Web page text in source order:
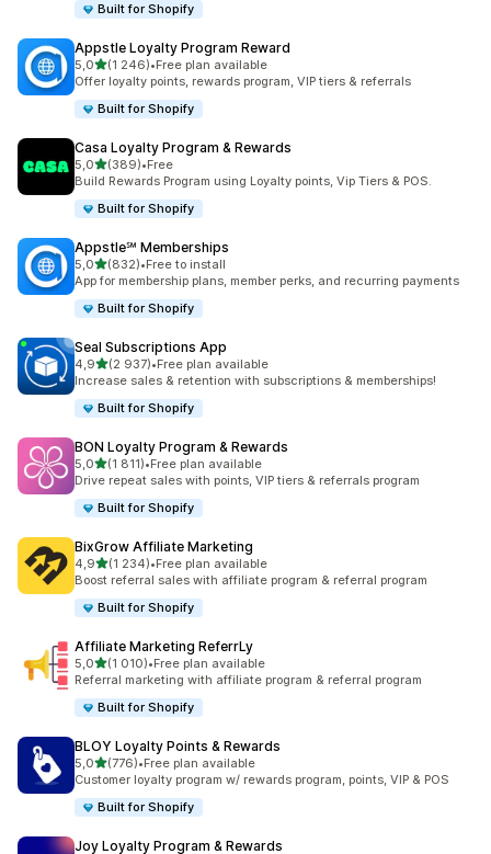
Built for Shopify
Appstle Loyalty Program Reward
5,0av 5 stjerner
(1 246)
Totalt 1246 omtaler
•Free plan available
Offer loyalty points, rewards program, VIP tiers & referrals
Built for Shopify
Casa Loyalty Program & Rewards
5,0av 5 stjerner
(389)
Totalt 389 omtaler
•Free
Build Rewards Program using Loyalty points, Vip Tiers & POS.
Built for Shopify
Appstle℠ Memberships
5,0av 5 stjerner
(832)
Totalt 832 omtaler
•Free to install
App for membership plans, member perks, and recurring payments
Built for Shopify
Seal Subscriptions App
4,9av 5 stjerner
(2 937)
Totalt 2937 omtaler
•Free plan available
Increase sales & retention with subscriptions & memberships!
Built for Shopify
BON Loyalty Program & Rewards
5,0av 5 stjerner
(1 811)
Totalt 1811 omtaler
•Free plan available
Drive repeat sales with points, VIP tiers & referrals program
Built for Shopify
BixGrow Affiliate Marketing
4,9av 5 stjerner
(1 234)
Totalt 1234 omtaler
•Free plan available
Boost referral sales with affiliate program & referral program
Built for Shopify
Affiliate Marketing ReferrLy
5,0av 5 stjerner
(1 010)
Totalt 1010 omtaler
•Free plan available
Referral marketing with affiliate program & referral program
Built for Shopify
BLOY Loyalty Points & Rewards
5,0av 5 stjerner
(776)
Totalt 776 omtaler
•Free plan available
Customer loyalty program w/ rewards program, points, VIP & POS
Built for Shopify
Joy Loyalty Program & Rewards